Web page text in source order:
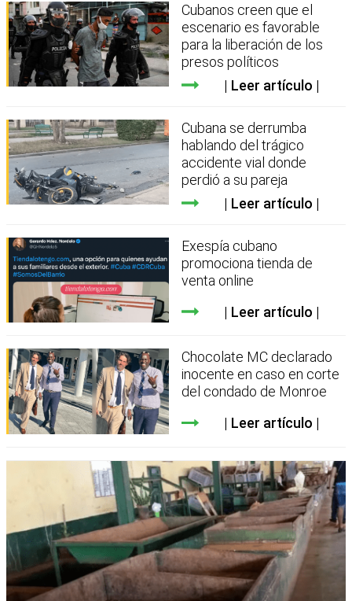
Cubanos creen que el
escenario es favorable
para la liberación de los
presos políticos
Leer artículo
Cubana se derrumba
hablando del trágico
accidente vial donde
perdió a su pareja
Leer artículo
Exespía cubano
promociona tienda de
venta online
Leer artículo
Chocolate MC declarado
inocente en caso en corte
del condado de Monroe
Leer artículo